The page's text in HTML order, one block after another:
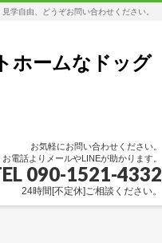
学自由、どうぞお問い合わせください。
ホームなドッグ
お気軽にお問い合わせください。
お電話よりメールやLINEが助かります。
090-1521-4332
24時間[不定休]ご相談ください。